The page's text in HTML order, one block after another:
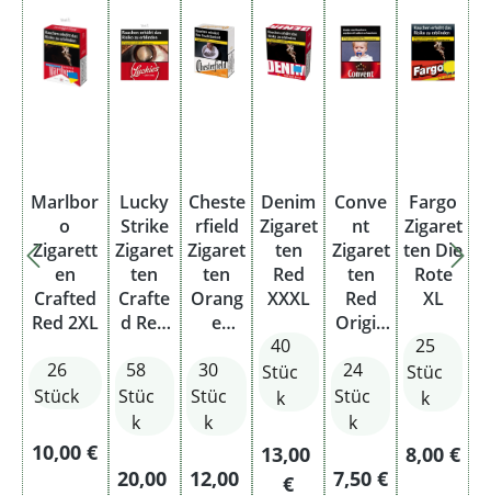
Marlbor
o
Zigarett
en
Crafted
Red 2XL
26
Stück
Regulärer Preis:
10,00 €
Lucky
Strike
Zigaret
ten
Crafte
d Red
es
58
Stüc
k
Regulärer Preis:
20,00
Cheste
rfield
Zigaret
ten
Orang
e
al 2XL
30
Stüc
k
Regulärer Preis:
12,00
Denim
Zigaret
ten
Red
XXXL
40
Stüc
k
Regulärer Preis:
13,00
€
Conve
nt
Zigaret
ten
Red
Origin
24
Stüc
k
Regulärer Preis:
7,50 €
Fargo
Zigaret
ten Die
Rote
XL
25
Stüc
k
8,00 €